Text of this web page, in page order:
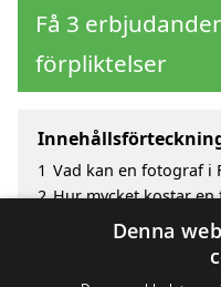
Få 3
förpliktelser
1 Vad kan en fotograf i
2 Hur mycket kostar en
Fördelar med att
Sök efter en skicklig
Denna